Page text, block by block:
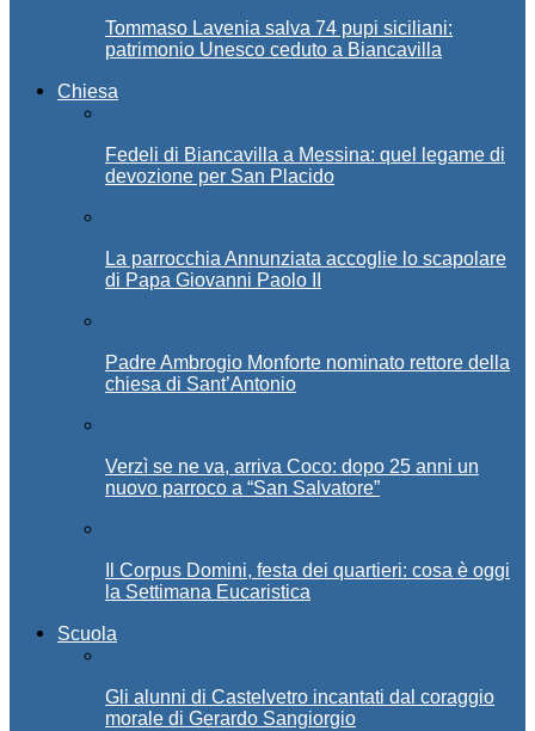
Tommaso Lavenia salva 74 pupi siciliani:
patrimonio Unesco ceduto a Biancavilla
Chiesa
Fedeli di Biancavilla a Messina: quel legame di
devozione per San Placido
La parrocchia Annunziata accoglie lo scapolare
di Papa Giovanni Paolo II
Padre Ambrogio Monforte nominato rettore della
chiesa di Sant’Antonio
Verzì se ne va, arriva Coco: dopo 25 anni un
nuovo parroco a “San Salvatore”
Il Corpus Domini, festa dei quartieri: cosa è oggi
la Settimana Eucaristica
Scuola
Gli alunni di Castelvetro incantati dal coraggio
morale di Gerardo Sangiorgio